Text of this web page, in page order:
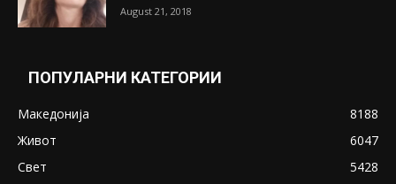
August 21, 2018
ПОПУЛАРНИ КАТЕГОРИИ
Македонија
8188
Живот
6047
Свет
5428